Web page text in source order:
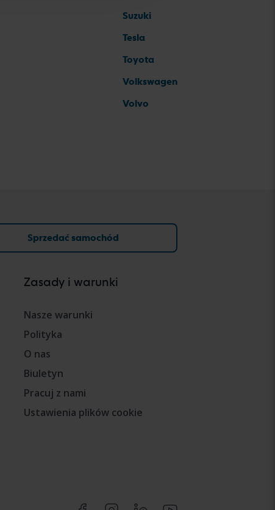
Suzuki
Tesla
Toyota
Volkswagen
Volvo
Sprzedać samochód
Zasady i warunki
Nasze warunki
Polityka
O nas
Biuletyn
Pracuj z nami
Ustawienia plików cookie